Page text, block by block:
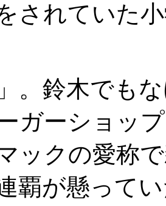
されていた
。鈴木でも
ガーショッ
ックの愛称
覇が懸って